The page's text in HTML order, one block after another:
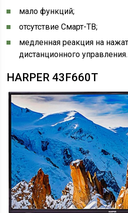
мало функций;
отсутствие Смарт-ТВ;
медленная реакция на
дистанционного управления.
HARPER 43F660T